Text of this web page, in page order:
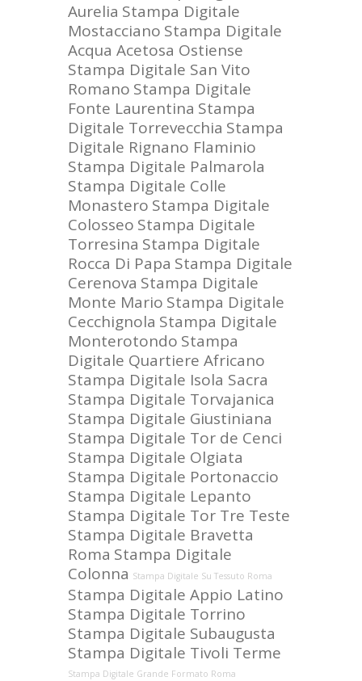
Aurelia Stampa Digitale
Mostacciano Stampa Digitale
Acqua Acetosa Ostiense
Stampa Digitale San Vito
Romano Stampa Digitale
Fonte Laurentina Stampa
Digitale Torrevecchia Stampa
Digitale Rignano Flaminio
Stampa Digitale Palmarola
Stampa Digitale Colle
Monastero Stampa Digitale
Colosseo Stampa Digitale
Torresina Stampa Digitale
Rocca Di Papa Stampa Digitale
Cerenova Stampa Digitale
Monte Mario Stampa Digitale
Cecchignola Stampa Digitale
Monterotondo Stampa
Digitale Quartiere Africano
Stampa Digitale Isola Sacra
Stampa Digitale Torvajanica
Stampa Digitale Giustiniana
Stampa Digitale Tor de Cenci
Stampa Digitale Olgiata
Stampa Digitale Portonaccio
Stampa Digitale Lepanto
Stampa Digitale Tor Tre Teste
Stampa Digitale Bravetta
Roma Stampa Digitale
Colonna Stampa Digitale Su Tessuto Roma
Stampa Digitale Appio Latino
Stampa Digitale Torrino
Stampa Digitale Subaugusta
Stampa Digitale Tivoli Terme
Stampa Digitale Grande Formato Roma